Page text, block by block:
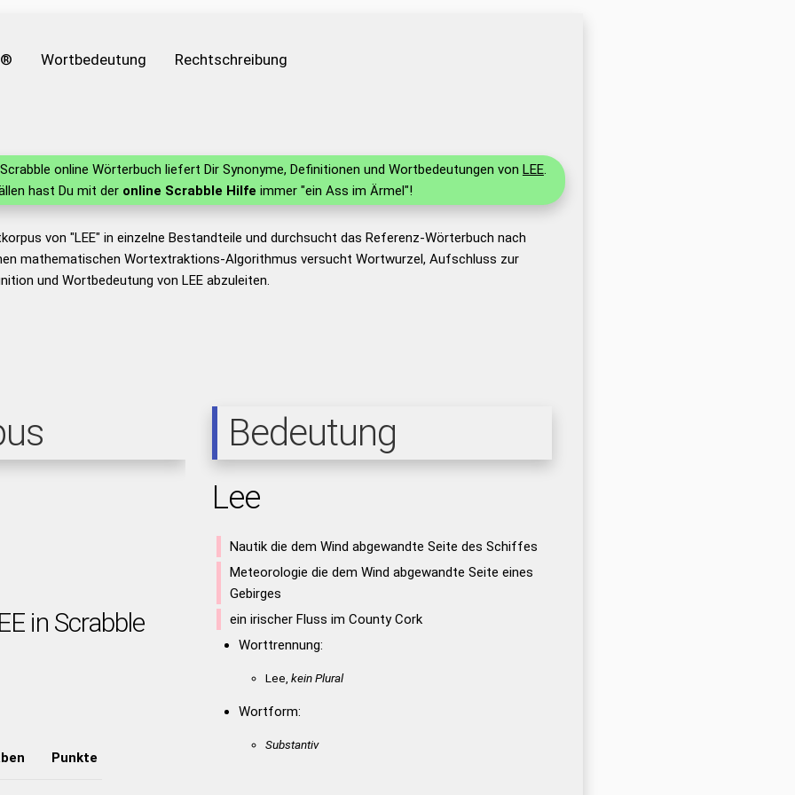
Wortbedeutung Rechtschreibung
online Wörterbuch liefert Dir Synonyme, Definitionen und Wortbedeutungen von LEE.
hast Du mit der online Scrabble Hilfe immer "ein Ass im Ärmel"!
von "LEE" in einzelne Bestandteile und durchsucht das Referenz-Wörterbuch nach
mathematischen Wortextraktions-Algorithmus versucht Wortwurzel, Aufschluss zur
und Wortbedeutung von LEE abzuleiten.
in Scrabble
Punkte
Bedeutung
Lee
Nautik die dem Wind abgewandte Seite des Schiffes
Meteorologie die dem Wind abgewandte Seite eines
Gebirges
ein irischer Fluss im County Cork
Worttrennung:
Lee, kein Plural
Wortform:
Substantiv